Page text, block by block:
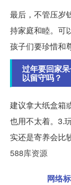
最后，不管压岁
持家庭和睦。可
孩子们要珍惜和
过年要回家
以留守吗？
建议拿大纸盒箱
也用不太着。3.
实还是寄养会比
588库资源
网络